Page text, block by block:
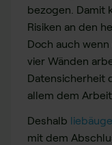
bezogen. Damit
Risiken an den
Doch auch
vier Wänden
Datensicherheit
allem dem
Deshalb
mit dem